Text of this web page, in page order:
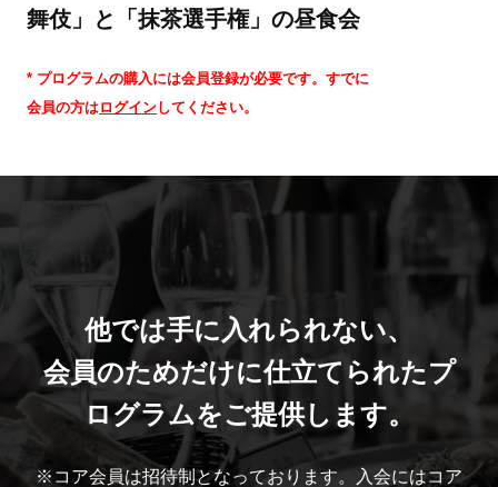
舞伎」と「抹茶選手権」の昼食会
* プログラムの購入には会員登録が必要です。すでに
会員の方はログインしてください。
他では手に入れられない、
会員のためだけに仕立てられたプ
ログラムをご提供します。
※コア会員は招待制となっております。入会にはコア